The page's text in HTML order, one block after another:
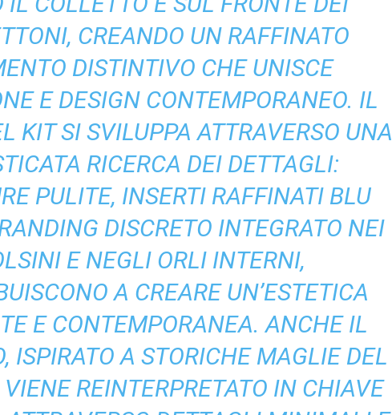
CREANDO UN RAFFINATO
DISTINTIVO CHE UNISCE
E DESIGN CONTEMPORANEO. IL
KIT SI SVILUPPA ATTRAVERSO UNA
RICERCA DEI DETTAGLI:
PULITE, INSERTI RAFFINATI BLU
DISCRETO INTEGRATO NEI
E NEGLI ORLI INTERNI,
A CREARE UN’ESTETICA
E CONTEMPORANEA. ANCHE IL
ISPIRATO A STORICHE MAGLIE DEL
VIENE REINTERPRETATO IN CHIAVE